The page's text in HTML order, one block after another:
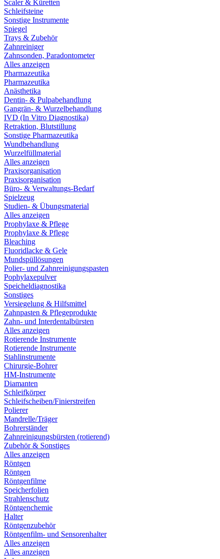
Scaler & Küretten
Schleifsteine
Sonstige Instrumente
Spiegel
Trays & Zubehör
Zahnreiniger
Zahnsonden, Paradontometer
Alles anzeigen
Pharmazeutika
Pharmazeutika
Anästhetika
Dentin- & Pulpabehandlung
Gangrän- & Wurzelbehandlung
IVD (In Vitro Diagnostika)
Retraktion, Blutstillung
Sonstige Pharmazeutika
Wundbehandlung
Wurzelfüllmaterial
Alles anzeigen
Praxisorganisation
Praxisorganisation
Büro- & Verwaltungs-Bedarf
Spielzeug
Studien- & Übungsmaterial
Alles anzeigen
Prophylaxe & Pflege
Prophylaxe & Pflege
Bleaching
Fluoridlacke & Gele
Mundspüllösungen
Polier- und Zahnreinigungspasten
Pophylaxepulver
Speicheldiagnostika
Sonstiges
Versiegelung & Hilfsmittel
Zahnpasten & Pflegeprodukte
Zahn- und Interdentalbürsten
Alles anzeigen
Rotierende Instrumente
Rotierende Instrumente
Stahlinstrumente
Chirurgie-Bohrer
HM-Instrumente
Diamanten
Schleifkörper
Schleifscheiben/Finierstreifen
Polierer
Mandrelle/Träger
Bohrerständer
Zahnreinigungsbürsten (rotierend)
Zubehör & Sonstiges
Alles anzeigen
Röntgen
Röntgen
Röntgenfilme
Speicherfolien
Strahlenschutz
Röntgenchemie
Halter
Röntgenzubehör
Röntgenfilm- und Sensorenhalter
Alles anzeigen
Alles anzeigen